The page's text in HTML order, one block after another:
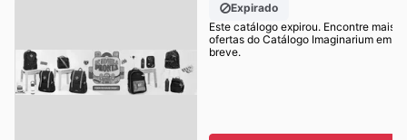
Expirado
Este catálogo expirou. Encontre mais
ofertas do Catálogo Imaginarium em
breve.